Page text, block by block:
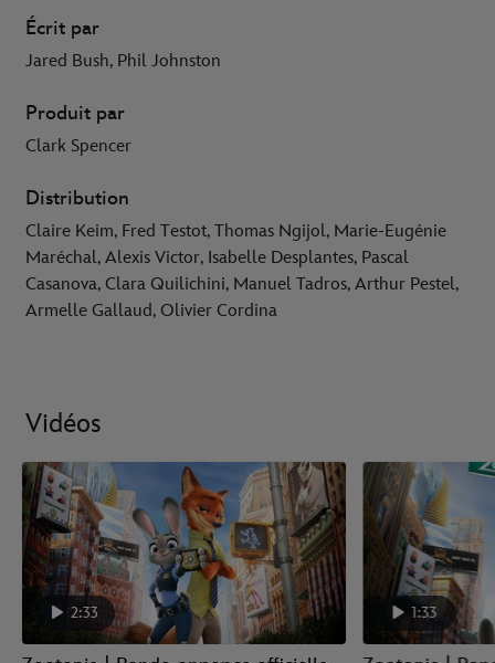
Écrit par
Jared Bush, Phil Johnston
Produit par
Clark Spencer
Distribution
Claire Keim, Fred Testot, Thomas Ngijol, Marie-Eugénie
Maréchal, Alexis Victor, Isabelle Desplantes, Pascal
Casanova, Clara Quilichini, Manuel Tadros, Arthur Pestel,
Armelle Gallaud, Olivier Cordina
Vidéos
2:33 1:33